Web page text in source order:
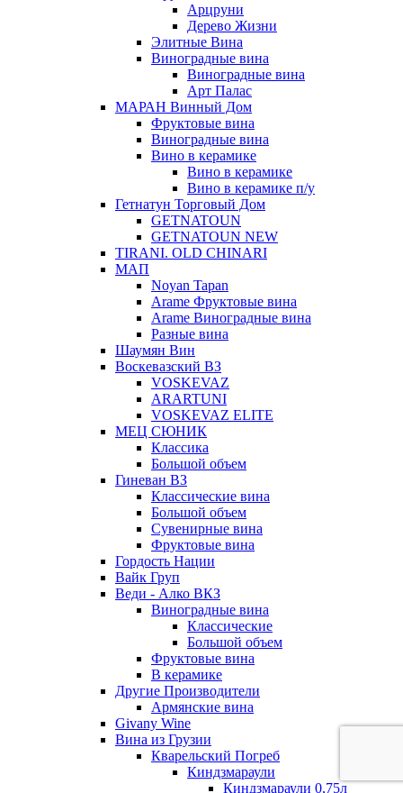
Арцруни
Дерево Жизни
Элитные Вина
Виноградные вина
Виноградные вина
Арт Палас
МАРАН Винный Дом
Фруктовые вина
Виноградные вина
Вино в керамике
Вино в керамике
Вино в керамике п/у
Гетнатун Торговый Дом
GETNATOUN
GETNATOUN NEW
TIRANI. OLD CHINARI
МАП
Noyan Tapan
Arame Фруктовые вина
Arame Виноградные вина
Разные вина
Шаумян Вин
Воскевазский ВЗ
VOSKEVAZ
ARARTUNI
VOSKEVAZ ELITE
МЕЦ СЮНИК
Классика
Большой объем
Гиневан ВЗ
Классические вина
Большой объем
Сувенирные вина
Фруктовые вина
Гордость Нации
Вайк Груп
Веди - Алко ВКЗ
Виноградные вина
Классические
Большой объем
Фруктовые вина
В керамике
Другие Производители
Армянские вина
Givany Wine
Вина из Грузии
Кварельский Погреб
Киндзмараули
Киндзмараули 0,75л